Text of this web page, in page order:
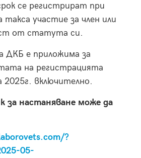
се регистрират при
такса участие за член или
от статута си.
ДКБ е приложима за
на регистрацията
2025г. включително.
за настаняване може да
?
05-